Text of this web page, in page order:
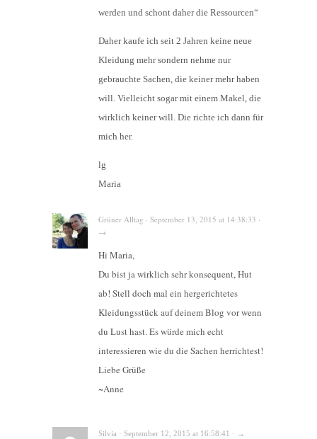
werden und schont daher die Ressourcen“
Daher kaufe ich seit 2 Jahren keine neue
Kleidung mehr sondern nehme nur
gebrauchte Sachen, die keiner mehr haben
will. Vielleicht sogar mit einem Makel, die
wirklich keiner will. Die richte ich dann für
mich her.
lg
Maria
Grüner Alltag · September 13, 2015 at 14:38:33 ·
→
Hi Maria,
Du bist ja wirklich sehr konsequent, Hut
ab! Stell doch mal ein hergerichtetes
Kleidungsstück auf deinem Blog vor wenn
du Lust hast. Es würde mich echt
interessieren wie du die Sachen herrichtest!
Liebe Grüße
~Anne
Silvia · September 12, 2015 at 16:58:41 · →